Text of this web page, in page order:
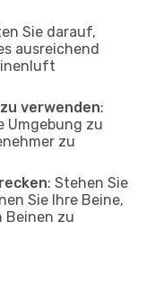
Sie darauf,
ausreichend
verwenden:
Umgebung zu
zu
: Stehen Sie
Sie Ihre Beine,
Beinen zu